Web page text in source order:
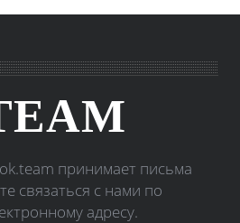
принимает письма
связаться с нами по
адресу.